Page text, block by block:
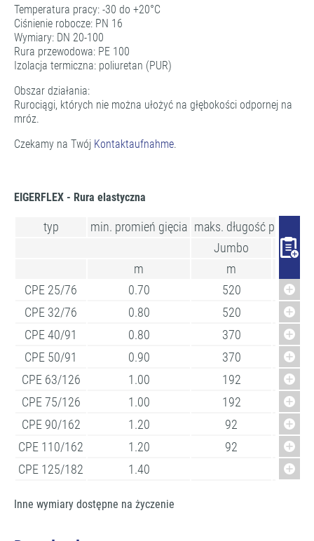
Temperatura pracy: -30 do +20°C
Ciśnienie robocze: PN 16
Wymiary: DN 20-100
Rura przewodowa: PE 100
Izolacja termiczna: poliuretan (PUR)
Obszar działania:
Rurociągi, których nie można ułożyć na głębokości odpornej na
mróz.
Czekamy na Twój Kontaktaufnahme.
EIGERFLEX - Rura elastyczna
typ min. promień gięcia maks. długość
Jumbo
Maxi
m
m
CPE 25/76
0.70 520
780
CPE 32/76
0.80 520
780
CPE 40/91
0.80 370
570
CPE 50/91
0.90 370
570
CPE 63/126
1.00 192
305
CPE 75/126
1.00 192
305
CPE 90/162
1.20 92
150
CPE 110/162
1.20 92
150
CPE 125/182
1.40 80
Inne wymiary dostępne na życzenie